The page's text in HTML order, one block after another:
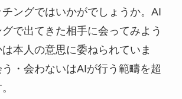
ングではいかがでしょうか。AI
で出てきた相手に会ってみよう
本人の意思に委ねられていま
・会わないはAIが行う範疇を超